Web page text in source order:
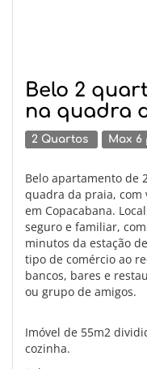
Belo 2
na quadra
2 Quartos Max 6
Belo apartamento de
quadra da praia, com
em Copacabana.
seguro e familiar,
minutos da estação
tipo de comércio ao
bancos, bares e
ou grupo de amigos.
Imóvel de 55m2
cozinha.